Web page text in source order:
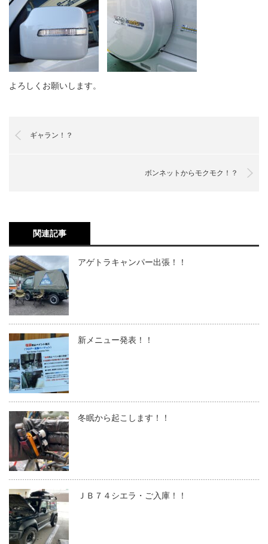
よろしくお願いします。
ギャラン！？
ボンネットからモクモク！？
関連記事
アゲトラキャンパー出張！！
新メニュー発表！！
冬眠から起こします！！
ＪＢ７４シエラ・ご入庫！！